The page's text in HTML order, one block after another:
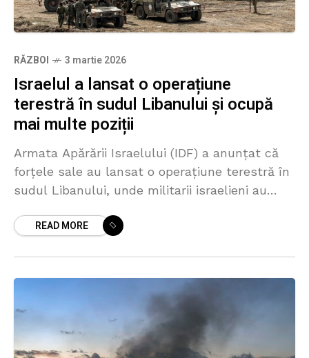
RĂZBOI 3 martie 2026
Israelul a lansat o operațiune
terestră în sudul Libanului și ocupă
mai multe poziții
Armata Apărării Israelului (IDF) a anunțat că
forțele sale au lansat o operațiune terestră în
sudul Libanului, unde militarii israelieni au
asupra mai
READ MORE